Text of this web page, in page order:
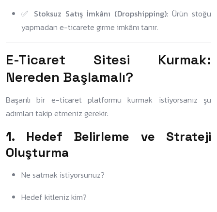
✅ Stoksuz Satış İmkânı (Dropshipping): Ürün stoğu
yapmadan e-ticarete girme imkânı tanır.
E-Ticaret Sitesi Kurmak:
Nereden Başlamalı?
Başarılı bir e-ticaret platformu kurmak istiyorsanız şu
adımları takip etmeniz gerekir:
1. Hedef Belirleme ve Strateji
Oluşturma
Ne satmak istiyorsunuz?
Hedef kitleniz kim?